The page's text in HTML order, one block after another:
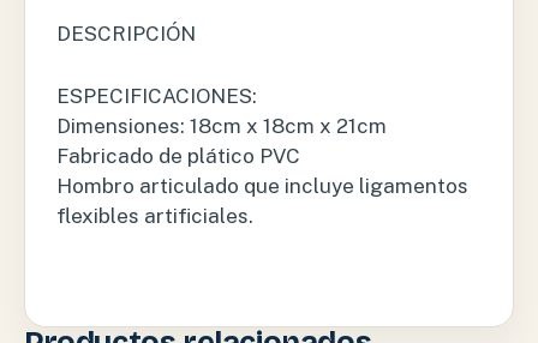
DESCRIPCIÓN
ESPECIFICACIONES:
Dimensiones: 18cm x 18cm x 21cm
Fabricado de plático PVC
Hombro articulado que incluye ligamentos
flexibles artificiales.